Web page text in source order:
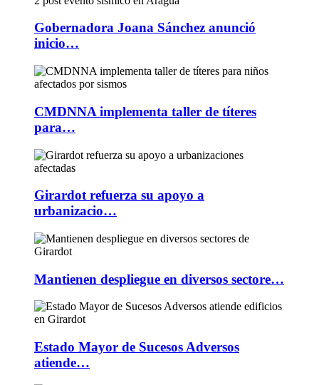
Gobernadora Joana Sánchez anunció
inicio…
CMDNNA implementa taller de títeres
para…
Girardot refuerza su apoyo a
urbanizacio…
Mantienen despliegue en diversos sectore…
Estado Mayor de Sucesos Adversos
atiende…